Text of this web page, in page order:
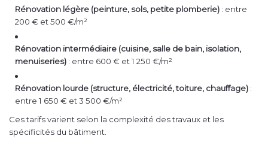
Rénovation légère (peinture, sols, petite plomberie) : entre
200 € et 500 €/m²
Rénovation intermédiaire (cuisine, salle de bain, isolation,
menuiseries) : entre 600 € et 1 250 €/m²
Rénovation lourde (structure, électricité, toiture, chauffage) :
entre 1 650 € et 3 500 €/m²
Ces tarifs varient selon la complexité des travaux et les
spécificités du bâtiment.